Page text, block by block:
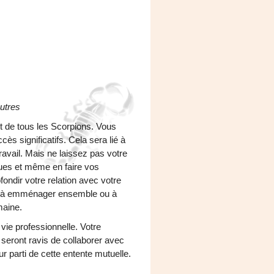
de tous les Scorpions. Vous
significatifs. Cela sera lié à
Mais ne laissez pas votre
et même en faire vos
votre relation avec votre
emménager ensemble ou à
professionnelle. Votre
ravis de collaborer avec
parti de cette entente mutuelle.